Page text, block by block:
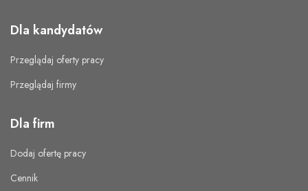
Dla kandydatów
Przeglądaj oferty pracy
Przeglądaj firmy
Dla firm
Dodaj ofertę pracy
Cennik